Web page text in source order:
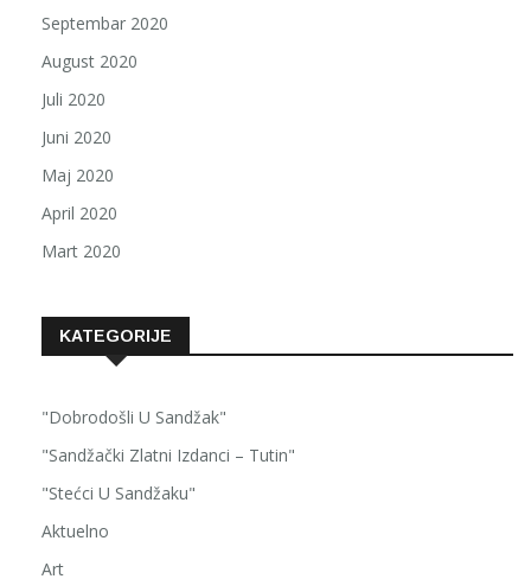
Septembar 2020
August 2020
Juli 2020
Juni 2020
Maj 2020
April 2020
Mart 2020
KATEGORIJE
"Dobrodošli U Sandžak"
"Sandžački Zlatni Izdanci – Tutin"
"Stećci U Sandžaku"
Aktuelno
Art